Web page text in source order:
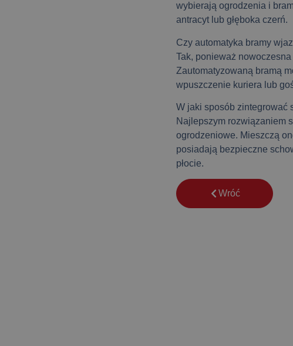
wybierają ogrodzenia i
antracyt lub głęboka czerń.
Czy automatyka bramy
Tak, ponieważ
Zautomatyzowaną bramą
wpuszczenie kuriera lub
W jaki sposób zintegrować
Najlepszym rozwiązaniem
ogrodzeniowe. Mieszczą
posiadają bezpieczne
płocie.
Wróć